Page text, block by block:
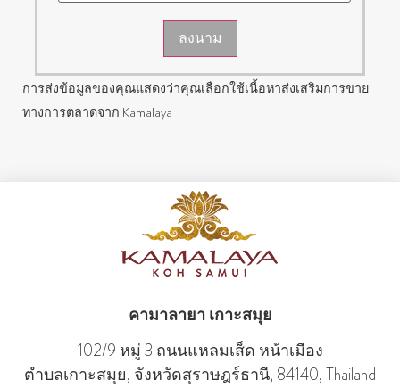
ลงนาม
การส่งข้อมูลของคุณแสดงว่าคุณเลือกใช้เนื้อหาส่งเสริมการขาย
ทางการตลาดจาก Kamalaya
คามาลายา เกาะสมุย
102/9 หมู่ 3 ถนนแหลมเส็ด หน้าเมือง
ตําบลเกาะสมุย, จังหวัดสุราษฎร์ธานี, 84140, Thailand